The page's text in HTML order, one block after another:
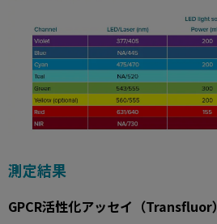
測定結果
GPCR活性化アッセイ（Transfluor）